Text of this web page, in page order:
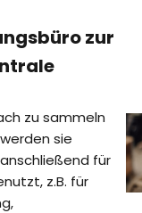
zur
zu sammeln
sie
für
z.B. für